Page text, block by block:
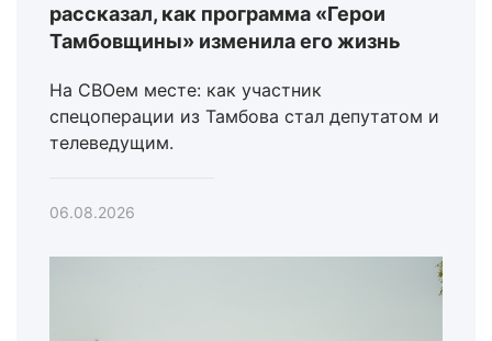
рассказал, как программа «Герои
Тамбовщины» изменила его жизнь
На СВОем месте: как участник
спецоперации из Тамбова стал депутатом и
телеведущим.
06.08.2026